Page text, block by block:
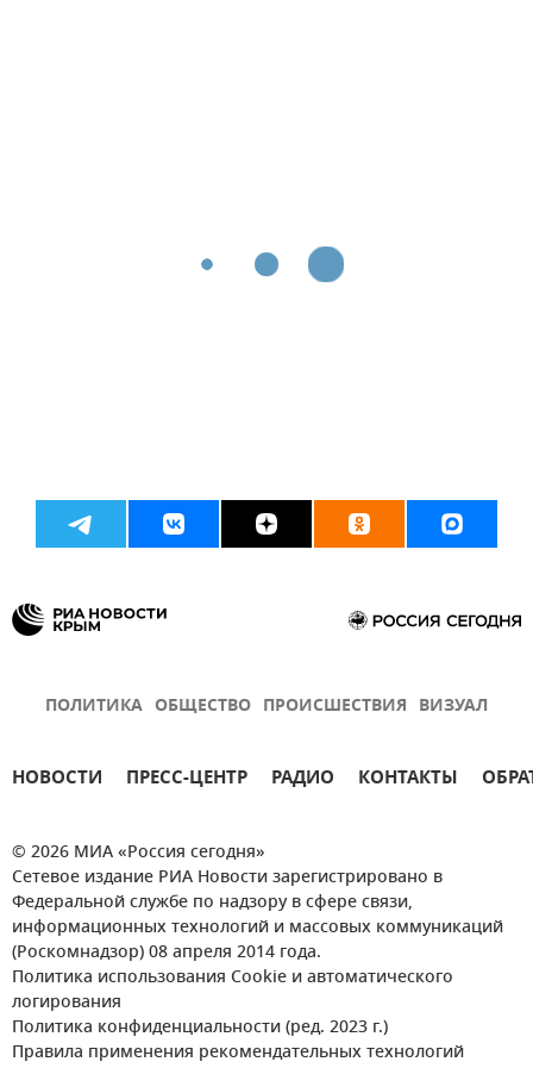
ПОЛИТИКА ОБЩЕСТВО ПРОИСШЕСТВИЯ ВИЗУАЛ
НОВОСТИ ПРЕСС-ЦЕНТР РАДИО КОНТАКТЫ
© 2026 МИА «Россия сегодня»
Сетевое издание РИА Новости зарегистрировано в
Федеральной службе по надзору в сфере связи,
информационных технологий и массовых коммуникаций
(Роскомнадзор) 08 апреля 2014 года.
Политика использования Cookie и автоматического
логирования
Политика конфиденциальности (ред. 2023 г.)
Правила применения рекомендательных технологий